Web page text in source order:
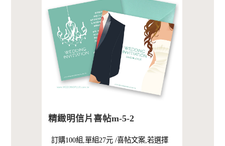
精緻明信片喜帖m-5-2
訂購100組,單組27元 /喜帖文案,若選擇